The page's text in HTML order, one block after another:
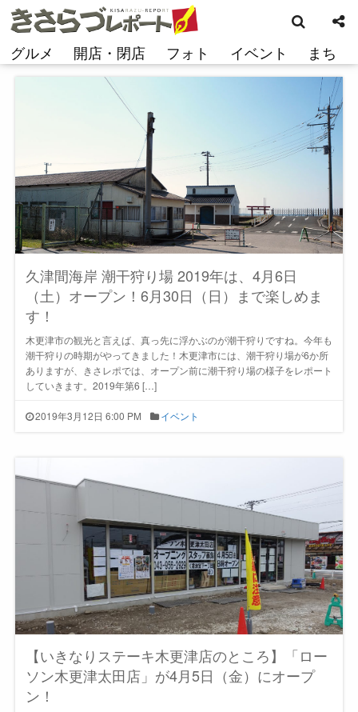
コ
ン
ン
グルメ 開店・閉店 フォト イベント まち
索
久津間海岸 潮干狩り場 2019年は、4月6日
（土）オープン！6月30日（日）まで楽しめま
す！
木更津市の観光と言えば、真っ先に浮かぶのが潮干狩りですね。今年も
潮干狩りの時期がやってきました！木更津市には、潮干狩り場が6か所
ありますが、きさレポでは、オープン前に潮干狩り場の様子をレポート
していきます。2019年第6 […]
2019年3月12日 6:00 PM イベント
【いきなりステーキ木更津店のところ】「ロー
ソン木更津太田店」が4月5日（金）にオープ
ン！